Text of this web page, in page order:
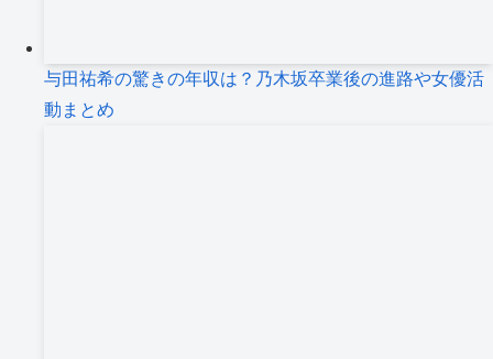
与田祐希の驚きの年収は？乃木坂卒業後の進路や女優活
動まとめ